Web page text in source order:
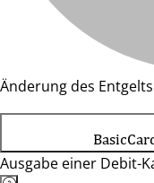
Änderung des
Ausgabe einer Debit-